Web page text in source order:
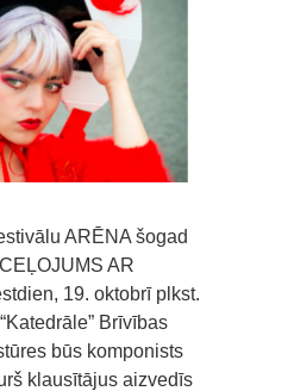
ARĒNA šogad
AR
19. oktobrī plkst.
Brīvības
būs komponists
klausītājus aizvedīs